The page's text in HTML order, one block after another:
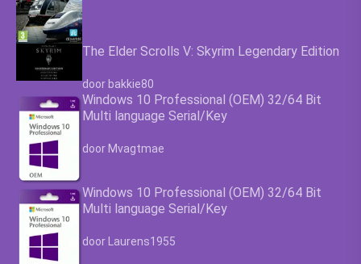
The Elder Scrolls V: Skyrim Legendary Edition
Waardering4.63
door bakkie80
Windows 10 Professional (OEM) 32/64 Bit
Multi language Serial/Key
Waardering4.63
door Mvagtmae
Windows 10 Professional (OEM) 32/64 Bit
Multi language Serial/Key
Waardering4.63uit 5
door Laurens1955